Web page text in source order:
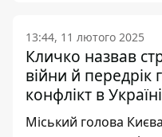
13:44, 11 лютого 2025
Кличко назвав
війни й передрік
конфлікт в
Міський голова